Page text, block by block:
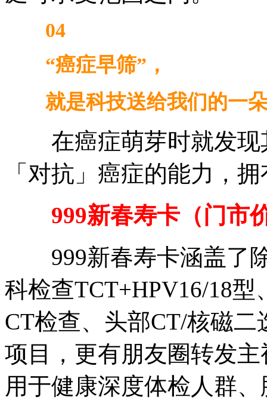
04
“癌症早筛”，
就是科技送给我们的一朵
在癌症萌芽时就发现
「对抗」癌症的能力，
999新春寿卡（门市
999新春寿卡涵盖了除
科检查TCT+HPV16/18
CT检查、头部CT/核磁
项目，更有朋友圈转发
用于健康深度体检人群